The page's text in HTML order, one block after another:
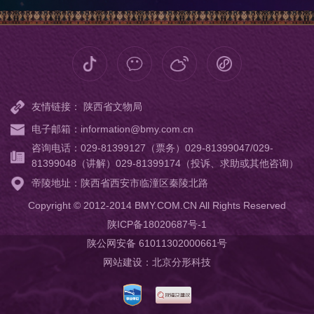
友情链接： 陕西省文物局
电子邮箱：information@bmy.com.cn
咨询电话：029-81399127（票务）029-81399047/029-
81399048（讲解）029-81399174（投诉、求助或其他咨询）
帝陵地址：陕西省西安市临潼区秦陵北路
Copyright © 2012-2014 BMY.COM.CN All Rights Reserved
陕ICP备18020687号-1
陕公网安备 61011302000661号
网站建设 ： 北京分形科技